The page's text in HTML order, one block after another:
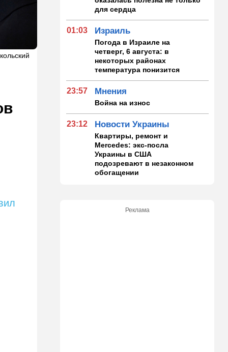
для сердца
01:03 Израиль
Погода в Израиле на
четверг, 6 августа: в
некоторых районах
температура понизится
23:57 Мнения
Война на износ
23:12 Новости Украины
Квартиры, ремонт и
Mercedes: экс-посла
Украины в США
подозревают в незаконном
обогащении
проливу почти
Реклама